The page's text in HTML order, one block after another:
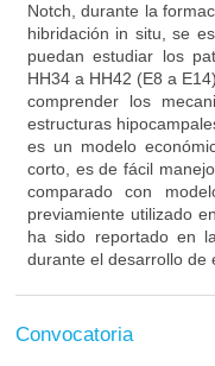
Notch, durante la
hibridación in situ, se
puedan estudiar los
HH34 a HH42 (E8 a
comprender los
estructuras
es un modelo
corto, es de fácil
comparado con
previamiente utilizado
ha sido reportado en
durante el desarrollo de
Convocatoria